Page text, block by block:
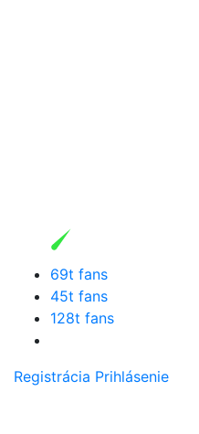
69t fans
45t fans
128t fans
Registrácia Prihlásenie